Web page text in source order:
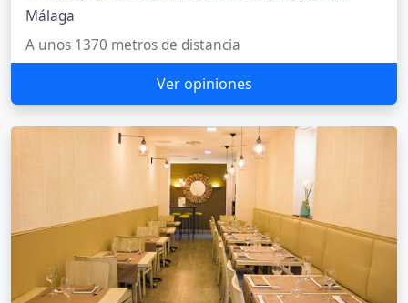
Málaga
A unos 1370 metros de distancia
Ver opiniones